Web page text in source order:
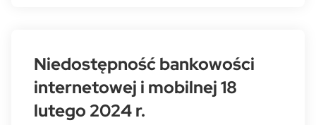
Niedostępność bankowości
internetowej i mobilnej 18
lutego 2024 r.